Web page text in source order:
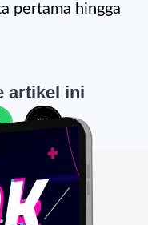
pertama hingga
artikel ini